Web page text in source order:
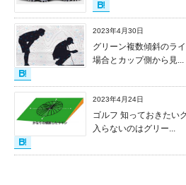
2023年4月30日
グリーン複数傾斜のラ
場合とカップ側から見...
2023年4月24日
ゴルフ 知っておきたい
入らないのはグリー...